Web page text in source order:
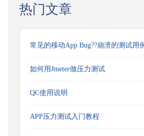
热门文章
常见的移动App Bug??崩溃的测试用
如何用Jmeter做压力测试
QC使用说明
APP压力测试入门教程